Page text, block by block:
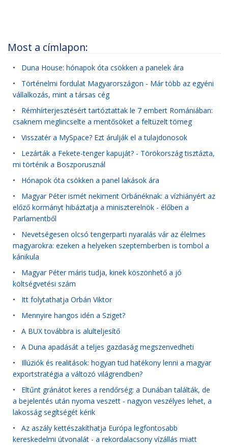
Most a címlapon:
• Duna House: hónapok óta csökken a panelek ára
• Történelmi fordulat Magyarországon - Már több az egyéni
vállalkozás, mint a társas cég
• Rémhírterjesztésért tartóztattak le 7 embert Romániában:
csaknem meglincselte a mentősöket a feltüzelt tömeg
• Visszatér a MySpace? Ezt árulják el a tulajdonosok
• Lezárták a Fekete-tenger kapuját? - Törökország tisztázta,
mi történik a Boszporusznál
• Hónapok óta csökken a panel lakások ára
• Magyar Péter ismét nekiment Orbánéknak: a vízhiányért az
előző kormányt hibáztatja a miniszterelnök - élőben a
Parlamentből
• Nevetségesen olcsó tengerparti nyaralás vár az élelmes
magyarokra: ezeken a helyeken szeptemberben is tombol a
kánikula
• Magyar Péter máris tudja, kinek köszönhető a jó
költségvetési szám
• Itt folytathatja Orbán Viktor
• Mennyire hangos idén a Sziget?
• A BUX továbbra is alulteljesítő
• A Duna apadását a teljes gazdaság megszenvedheti
• Illúziók és realitások: hogyan tud hatékony lenni a magyar
exportstratégia a változó világrendben?
• Eltűnt gránátot keres a rendőrség: a Dunában találták, de
a bejelentés után nyoma veszett - nagyon veszélyes lehet, a
lakosság segítségét kérik
• Az aszály kettészakíthatja Európa legfontosabb
kereskedelmi útvonalát - a rekordalacsony vízállás miatt